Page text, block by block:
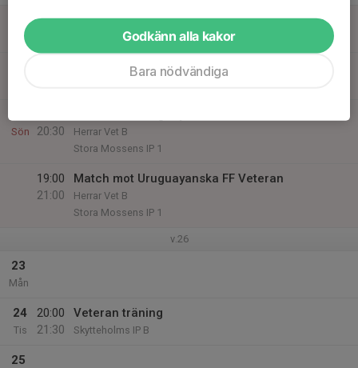
Fre
Sön
20:30
Herrar Vet B
Stora Mossens IP 1
19:00
21:00
Match mot Uruguayanska FF Veteran
Herrar Vet B
Stora Mossens IP 1
v.26
23
Mån
24
Tis
20:00
21:30
Veteran träning
Skytteholms IP B
25
Godkänn alla kakor
Bara nödvändiga